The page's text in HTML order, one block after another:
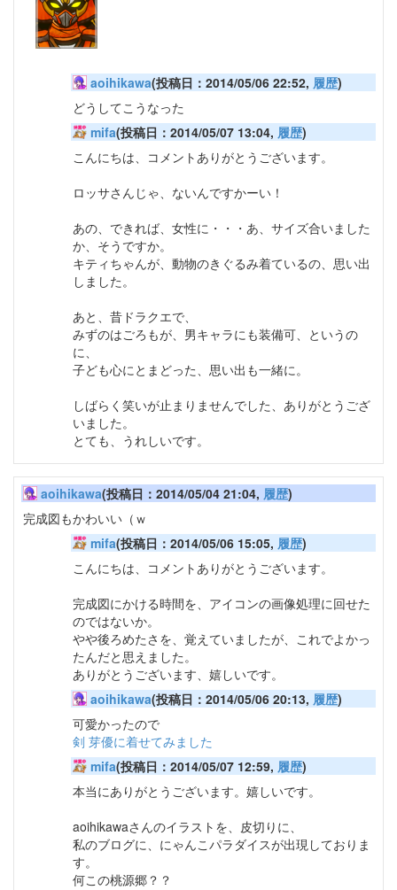
aoihikawa(投稿日：2014/05/06 22:52, 履歴)
どうしてこうなった
mifa(投稿日：2014/05/07 13:04, 履歴)
こんにちは、コメントありがとうございます。
ロッサさんじゃ、ないんですかーい！
あの、できれば、女性に・・・あ、サイズ合いました
か、そうですか。
キティちゃんが、動物のきぐるみ着ているの、思い出
しました。
あと、昔ドラクエで、
みずのはごろもが、男キャラにも装備可、というの
に、
子ども心にとまどった、思い出も一緒に。
しばらく笑いが止まりませんでした、ありがとうござ
いました。
とても、うれしいです。
aoihikawa(投稿日：2014/05/04 21:04, 履歴)
完成図もかわいい（ｗ
mifa(投稿日：2014/05/06 15:05, 履歴)
こんにちは、コメントありがとうございます。
完成図にかける時間を、アイコンの画像処理に回せた
のではないか。
やや後ろめたさを、覚えていましたが、これでよかっ
たんだと思えました。
ありがとうございます、嬉しいです。
aoihikawa(投稿日：2014/05/06 20:13, 履歴)
可愛かったので
剣 芽優に着せてみました
mifa(投稿日：2014/05/07 12:59, 履歴)
本当にありがとうございます。嬉しいです。
aoihikawaさんのイラストを、皮切りに、
私のブログに、にゃんこパラダイスが出現しておりま
す。
何この桃源郷？？